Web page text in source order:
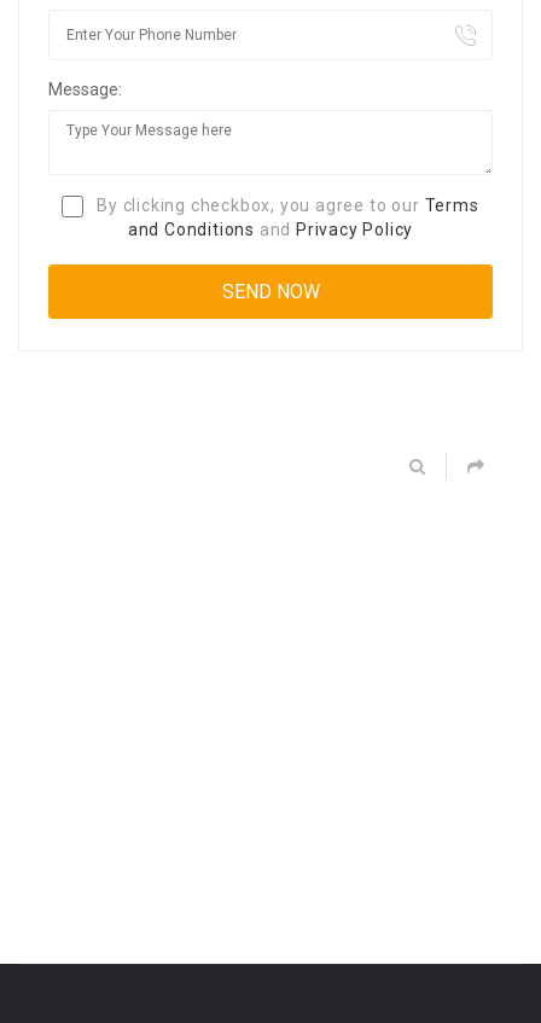
Message:
By clicking checkbox, you agree to our Terms
and Conditions and Privacy Policy